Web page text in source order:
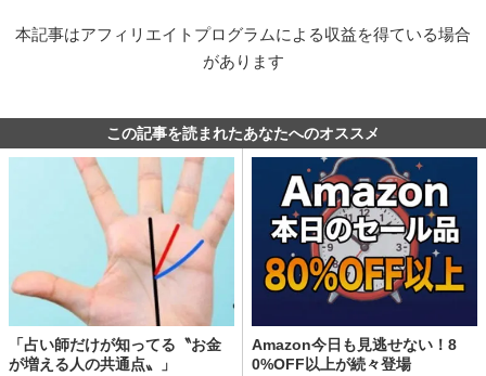
本記事はアフィリエイトプログラムによる収益を得ている場合
があります
この記事を読まれたあなたへのオススメ
「占い師だけが知ってる〝お金
が増える人の共通点〟」
Amazon今日も見逃せない！8
0%OFF以上が続々登場